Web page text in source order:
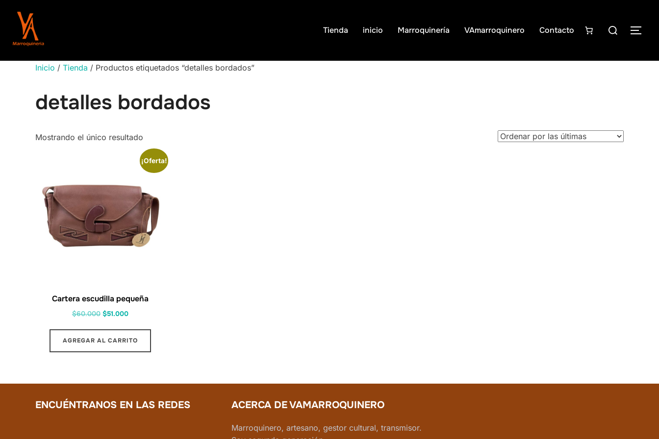
contenido
Tienda inicio Marroquinería VAmarroquinero Contacto
Buscar:
Inicio / Tienda / Productos etiquetados “detalles bordados”
detalles bordados
Mostrando el único resultado
¡Oferta!
Cartera escudilla pequeña
$60.000 El
original
$51.000El
actual
AGREGAR AL CARRITO
ENCUÉNTRANOS EN LAS REDES ACERCA DE VAMARROQUINERO
Marroquinero, artesano, gestor cultural, transmisor.